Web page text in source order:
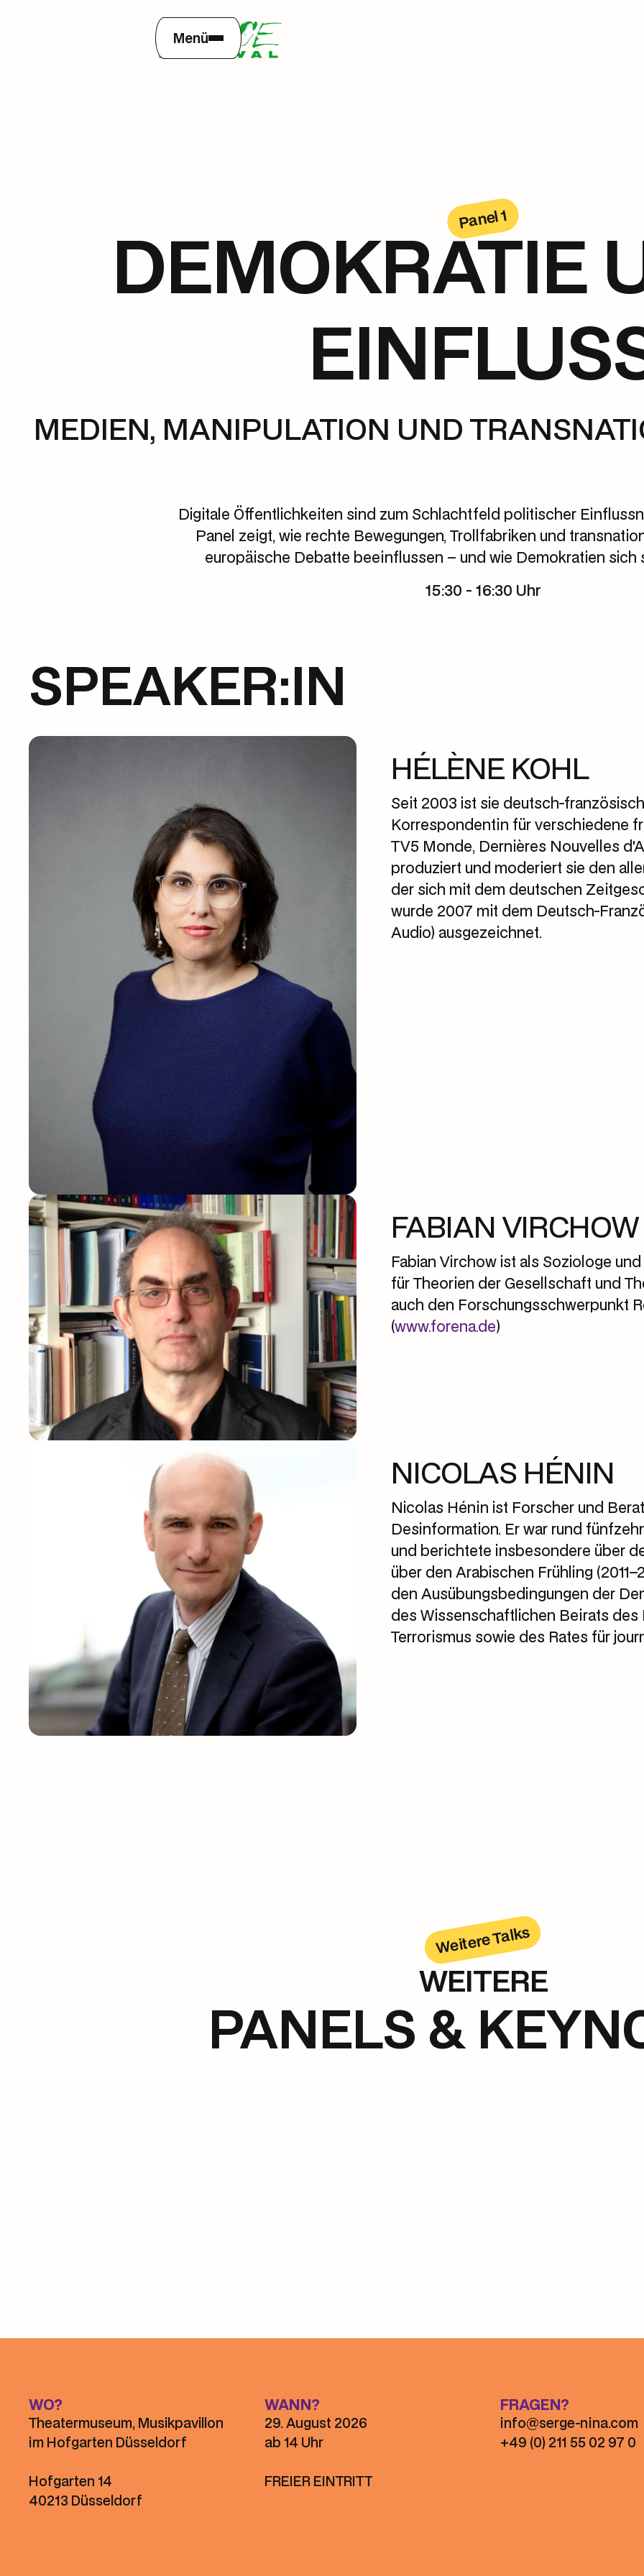
Menü
Panel 1
DEMOKRATIE
MEDIEN, MANIPULATION UND
Digitale Öffentlichkeiten sind zum Schlachtfeld politischer
Panel zeigt, wie rechte Bewegungen, Trollfabriken und
europäische Debatte beeinflussen – und wie Demokratien sich
15:30 - 16:30 Uhr
SPEAKER:IN
HÉLÈNE KOHL
Seit 2003 ist sie deutsch-
Korrespondentin für verschiedene
TV5 Monde, Dernières Nouvelles
produziert und moderiert sie den
der sich mit dem deutschen
wurde 2007 mit dem Deutsch-
Audio) ausgezeichnet.
FABIAN VIRCHOW
Fabian Virchow ist als Soziologe
für Theorien der Gesellschaft und
auch den Forschungsschwerpunkt
(www.forena.de)
NICOLAS HÉNIN
Nicolas Hénin ist Forscher und
Desinformation. Er war rund
und berichtete insbesondere über
über den Arabischen Frühling
den Ausübungsbedingungen der
des Wissenschaftlichen Beirats
Terrorismus sowie des Rates für
Weitere Talks
WEITERE
PANELS &
WO?
Theatermuseum, Musikpavillon
im Hofgarten Düsseldorf
Hofgarten 14
40213 Düsseldorf
WANN?
29. August 2026
ab 14 Uhr
FREIER EINTRITT
FRAGEN?
info@serge-nina.com
+49 (0) 211 55 02 97 0